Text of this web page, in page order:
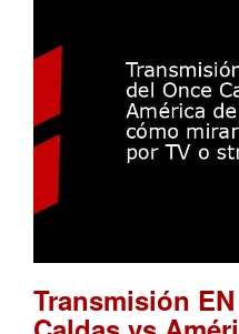
Transmisión